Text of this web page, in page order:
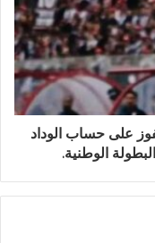
على حساب الوداد
الوطنية.